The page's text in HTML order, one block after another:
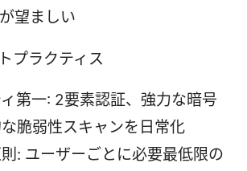
望ましい
プラクティス
第一: 2要素認証、強力な暗号
脆弱性スキャンを日常化
: ユーザーごとに必要最低限の